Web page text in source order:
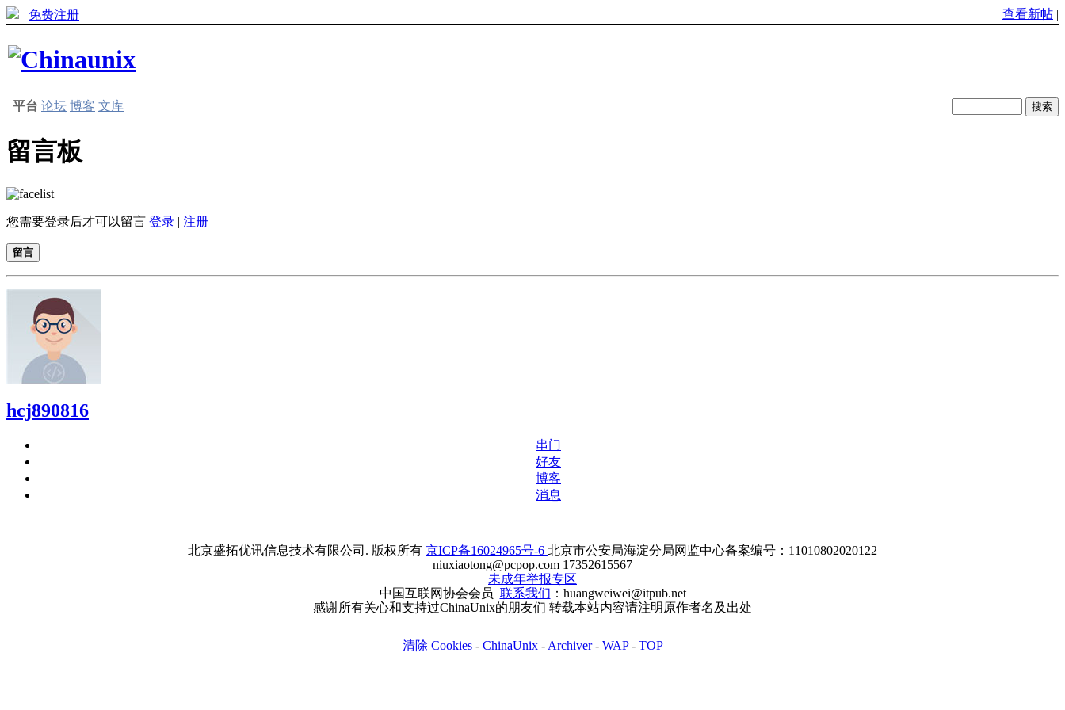
免费注册 查看新帖 |
平台 论坛 博客 文库
留言板
您需要登录后才可以留言 登录 | 注册
留言
hcj890816
串门
好友
博客
消息
北京盛拓优讯信息技术有限公司. 版权所有 京ICP备16024965号-6 北京市公安局海淀分局网监中心备案编号：11010802020122
niuxiaotong@pcpop.com 17352615567
未成年举报专区
中国互联网协会会员 联系我们 ：huangweiwei@itpub.net
感谢所有关心和支持过ChinaUnix的朋友们 转载本站内容请注明原作者名及出处
清除 Cookies- ChinaUnix- Archiver- WAP- TOP